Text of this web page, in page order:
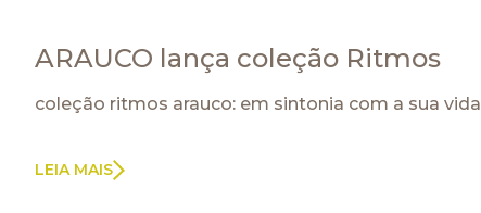
ARAUCO lança coleção Ritmos
coleção ritmos arauco: em sintonia com a sua vida
LEIA MAIS